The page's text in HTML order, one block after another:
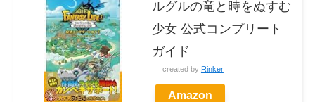
ルグルの竜と時をぬすむ
少女 公式コンプリート
ガイド
created by Rinker
Amazon